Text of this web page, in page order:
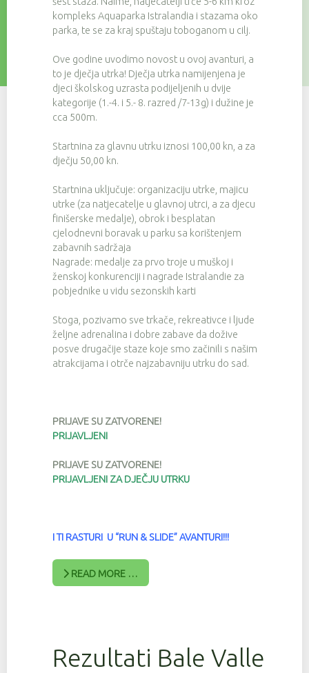
kompleks Aquaparka Istralandia i stazama oko
parka, te se za kraj spuštaju toboganom u cilj.
Ove godine uvodimo novost u ovoj avanturi, a
to je dječja utrka! Dječja utrka namijenjena je
djeci školskog uzrasta podijeljenih u dvije
kategorije (1.-4. i 5.- 8. razred /7-13g) i dužine je
cca 500m.
Startnina za glavnu utrku iznosi 100,00 kn, a za
dječju 50,00 kn.
Startnina uključuje: organizaciju utrke, majicu
utrke (za natjecatelje u glavnoj utrci, a za djecu
finišerske medalje), obrok i besplatan
cjelodnevni boravak u parku sa korištenjem
zabavnih sadržaja
Nagrade: medalje za prvo troje u muškoj i
ženskoj konkurenciji i nagrade Istralandie za
pobjednike u vidu sezonskih karti
Stoga, pozivamo sve trkače, rekreativce i ljude
željne adrenalina i dobre zabave da dožive
posve drugačije staze koje smo začinili s našim
atrakcijama i otrče najzabavniju utrku do sad.
PRIJAVE SU ZATVORENE!
PRIJAVLJENI
PRIJAVE SU ZATVORENE!
PRIJAVLJENI ZA DJEČJU UTRKU
I TI RASTURI U “RUN & SLIDE” AVANTURI!!!
READ MORE …
Rezultati Bale Valle